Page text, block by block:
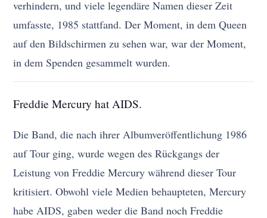
verhindern, und viele legendäre Namen dieser Zeit
umfasste, 1985 stattfand. Der Moment, in dem Queen
auf den Bildschirmen zu sehen war, war der Moment,
in dem Spenden gesammelt wurden.
Freddie Mercury hat AIDS.
Die Band, die nach ihrer Albumveröffentlichung 1986
auf Tour ging, wurde wegen des Rückgangs der
Leistung von Freddie Mercury während dieser Tour
kritisiert. Obwohl viele Medien behaupteten, Mercury
habe AIDS, gaben weder die Band noch Freddie